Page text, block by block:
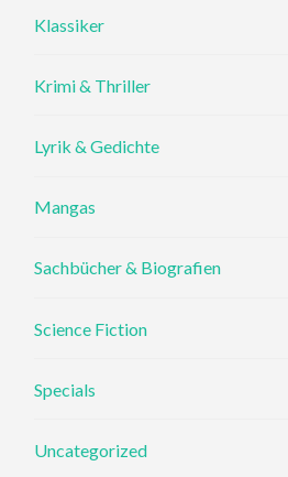
Klassiker
Krimi & Thriller
Lyrik & Gedichte
Mangas
Sachbücher & Biografien
Science Fiction
Specials
Uncategorized